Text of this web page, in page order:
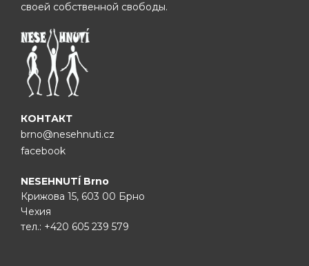
своей собственной свободы.
КОНТАКТ
brno@nesehnuti.cz
facebook
NESEHNUTÍ Brno
Крижова 15, 603 00 Брно
Чехия
тел.: +420 605 239 579